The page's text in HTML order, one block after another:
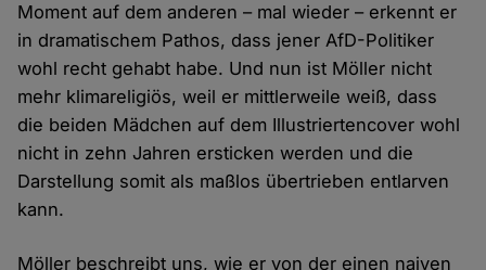
Moment auf dem anderen – mal wieder – erkennt er
in dramatischem Pathos, dass jener AfD-Politiker
wohl recht gehabt habe. Und nun ist Möller nicht
mehr klimareligiös, weil er mittlerweile weiß, dass
die beiden Mädchen auf dem Illustriertencover wohl
nicht in zehn Jahren ersticken werden und die
Darstellung somit als maßlos übertrieben entlarven
kann.
Möller beschreibt uns, wie er von der einen naiven